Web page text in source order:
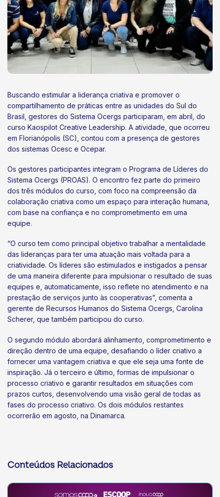
Buscando estimular a liderança criativa e promover o
compartilhamento de práticas entre as unidades do Sul do
Brasil, gestores do Sistema Ocergs participaram, em abril, do
curso Kaospilot Creative Leadership. A atividade, que ocorreu
em Florianópolis (SC), contou com a presença de gestores
dos sistemas Ocesc e Ocepar.
Os gestores participantes integram o Programa de Líderes do
Sistema Ocergs (PROAS). O encontro fez parte do primeiro
dos três módulos do curso, com foco na compreensão da
colaboração criativa como um espaço para interação humana,
com base na confiança e no comprometimento em uma
equipe.
“O curso tem como principal objetivo trabalhar a mentalidade
das lideranças para ter uma atuação mais voltada para a
criatividade. Os líderes são estimulados e instigados a pensar
de uma maneira diferente para impulsionar o resultado de suas
equipes e, automaticamente, isso reflete no atendimento e na
prestação de serviços junto às cooperativas”, comenta a
gerente de Recursos Humanos do Sistema Ocergs, Carolina
Scherer, que também participou do curso.
O segundo módulo abordará alinhamento, comprometimento e
direção dentro de uma equipe, desafiando o líder criativo a
fornecer uma vantagem criativa e que ele seja uma fonte de
inspiração. Já o terceiro e último, formas de impulsionar o
processo criativo e garantir resultados em situações com
prazos curtos, desenvolvendo uma visão geral de todas as
fases do processo criativo. Os dois módulos restantes
ocorrerão em agosto, na Dinamarca.
Conteúdos Relacionados